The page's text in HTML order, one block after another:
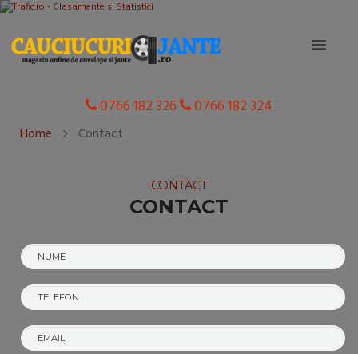
0766 182 326 0766 182 324
Home Contact
CONTACT
CONTACT